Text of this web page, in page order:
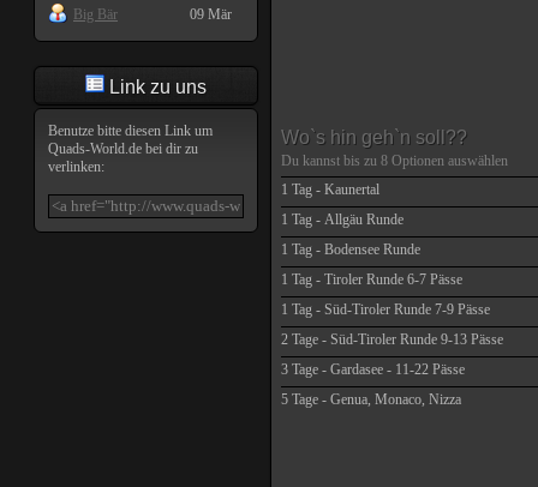
Big Bär
09 Mär
Link zu uns
Benutze bitte diesen Link um
Quads-World.de bei dir zu
verlinken:
Wo`s hin geh`n soll??
Du kannst bis zu 8 Optionen auswählen
1 Tag - Kaunertal
1 Tag - Allgäu Runde
1 Tag - Bodensee Runde
1 Tag - Tiroler Runde 6-7 Pässe
1 Tag - Süd-Tiroler Runde 7-9 Pässe
2 Tage - Süd-Tiroler Runde 9-13 Pässe
3 Tage - Gardasee - 11-22 Pässe
5 Tage - Genua, Monaco, Nizza